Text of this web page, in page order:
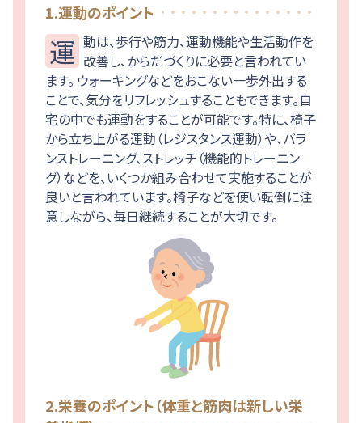
1.運動のポイント
運動は、歩行や筋力、運動機能や生活動作を 改善し、からだづくりに必要と言われてい
ます。 ウォーキングなどをおこない一歩外出する
ことで、気分をリフレッシュすることもできます。自
宅の中でも運動をすることが可能です。特に、椅子
から立ち上がる運動（レジスタンス運動）や、バラ
ンストレーニング、ストレッチ（機能的トレーニン
グ）などを、いくつか組み合わせて実施することが
良いと言われています。椅子などを使い転倒に注
意しながら、毎日継続することが大切です。
2.栄養のポイント（体重と筋肉は新しい栄